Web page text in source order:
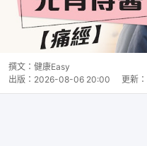
撰文： 健康Easy
出版： 2026-08-06 20:00 更新：